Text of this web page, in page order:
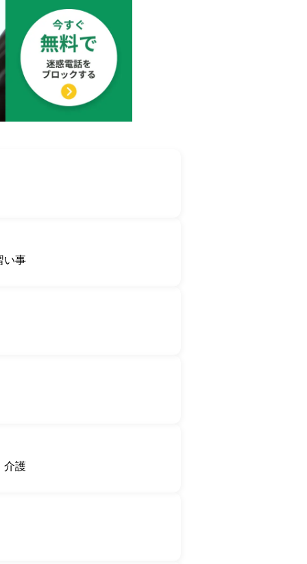
い事
介護